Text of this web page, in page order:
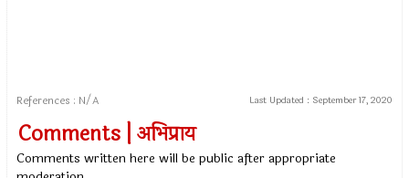
References : N/A Last Updated : September 17, 2020
Comments | अभिप्राय
Comments written here will be public after appropriate